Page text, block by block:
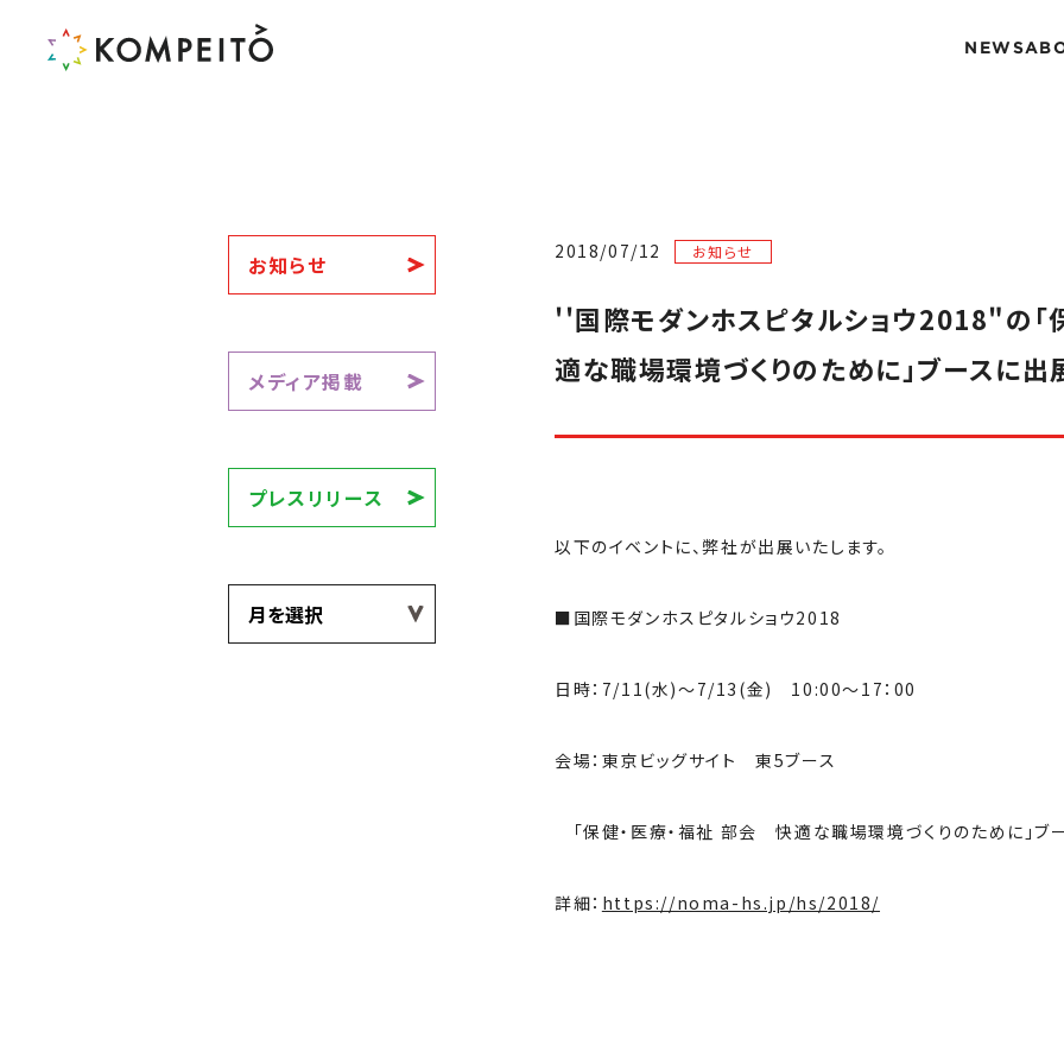
NEWS
お知らせ
メディア掲載
プレスリリース
2018/07/12 お知らせ
''国際モダンホスピタルショウ2018"の
適な職場環境づくりのために」ブースに出
以下のイベントに、弊社が出展いたします。
■国際モダンホスピタルショウ2018
日時：7/11(水)〜7/13(金) 10:00〜17：00
会場：東京ビッグサイト 東5ブース
「保健・医療・福祉 部会 快適な職場環境づくりのために」ブ
詳細： https://noma-hs.jp/hs/2018/